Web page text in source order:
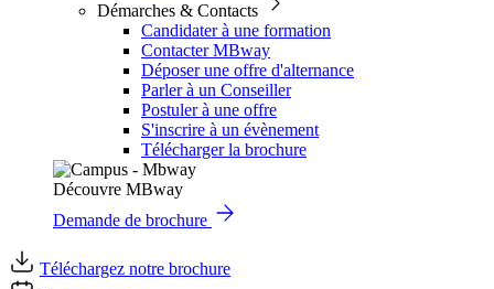
Démarches & Contacts
Candidater à une formation
Contacter MBway
Déposer une offre d'alternance
Parler à un Conseiller
Postuler à une offre
S'inscrire à un évènement
Télécharger la brochure
Découvre MBway
Demande de brochure
Téléchargez notre brochure